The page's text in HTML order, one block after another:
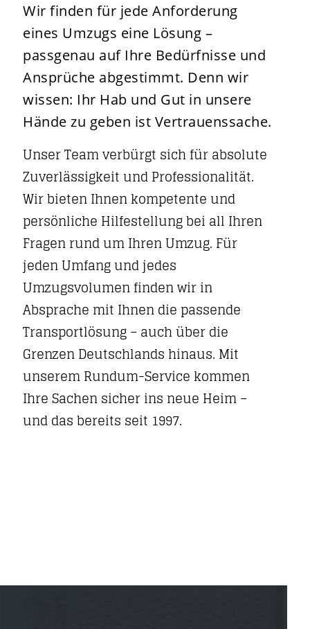
Wir finden für jede Anforderung
eines Umzugs eine Lösung –
passgenau auf Ihre Bedürfnisse und
Ansprüche abgestimmt. Denn wir
wissen: Ihr Hab und Gut in unsere
Hände zu geben ist Vertrauenssache.
Unser Team verbürgt sich für absolute
Zuverlässigkeit und Professionalität.
Wir bieten Ihnen kompetente und
persönliche Hilfestellung bei all Ihren
Fragen rund um Ihren Umzug. Für
jeden Umfang und jedes
Umzugsvolumen finden wir in
Absprache mit Ihnen die passende
Transportlösung – auch über die
Grenzen Deutschlands hinaus. Mit
unserem Rundum-Service kommen
Ihre Sachen sicher ins neue Heim –
und das bereits seit 1997.